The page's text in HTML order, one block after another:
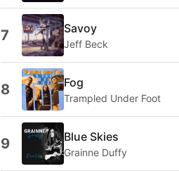
7 Savoy
Jeff Beck
8 Fog
Trampled Under Foot
9 Blue Skies
Grainne Duffy